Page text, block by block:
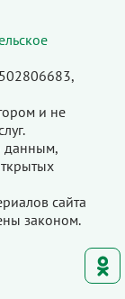
и не
данным,
сайта
законом.